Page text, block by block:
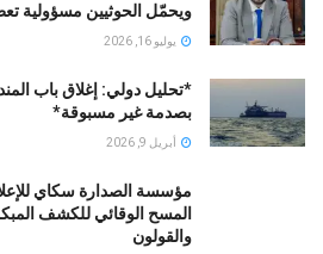
ويحمّل الحوثيين مسؤولية
يوليو 16, 2026
*تحليل دولي: إغلاق باب
بصدمة غير مسبوقة*
أبريل 9, 2026
مؤسسة الصدارة سكاي
المسح الوقائي للكشف
والقولون